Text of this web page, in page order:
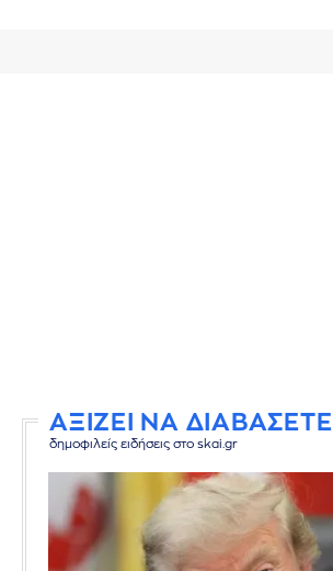
ΑΞΙΖΕΙ ΝΑ ΔΙΑΒΑΣΕΤΕ
δημοφιλείς ειδήσεις στο skai.gr